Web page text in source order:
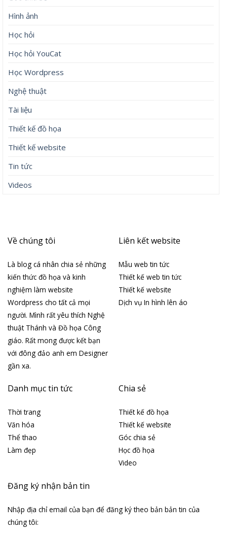
Hình ảnh
Học hỏi
Học hỏi YouCat
Học Wordpress
Nghệ thuật
Tài liệu
Thiết kế đồ họa
Thiết kế website
Tin tức
Videos
Về chúng tôi
Là blog cá nhân chia sẻ những
kiến thức đồ họa và kinh
nghiệm làm website
Wordpress cho tất cả mọi
người. Mình rất yêu thích Nghệ
thuật Thánh và Đồ họa Công
giáo. Rất mong được kết bạn
với đông đảo anh em Designer
gần xa.
Liên kết website
Mẫu web tin tức
Thiết kế web tin tức
Thiết kế website
Dịch vụ In hình lên áo
Danh mục tin tức
Thời trang
Văn hóa
Thể thao
Làm đẹp
Chia sẻ
Thiết kế đồ họa
Thiết kế website
Góc chia sẻ
Học đồ họa
Video
Đăng ký nhận bản tin
Nhập địa chỉ email của bạn để đăng ký theo bản bản tin của
chúng tôi: